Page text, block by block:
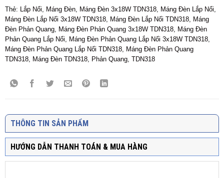
Thẻ: Lắp Nổi, Máng Đèn, Máng Đèn 3x18W TDN318, Máng Đèn Lắp Nổi,
Máng Đèn Lắp Nổi 3x18W TDN318, Máng Đèn Lắp Nổi TDN318, Máng
Đèn Phản Quang, Máng Đèn Phản Quang 3x18W TDN318, Máng Đèn
Phản Quang Lắp Nổi, Máng Đèn Phản Quang Lắp Nổi 3x18W TDN318,
Máng Đèn Phản Quang Lắp Nổi TDN318, Máng Đèn Phản Quang
TDN318, Máng Đèn TDN318, Phản Quang, TDN318
THÔNG TIN SẢN PHẨM
HƯỚNG DẪN THANH TOÁN & MUA HÀNG